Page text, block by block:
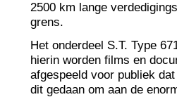
2500 km lange
grens.
Het onderdeel S.T. Type
hierin worden films en
afgespeeld voor publiek
dit gedaan om aan de